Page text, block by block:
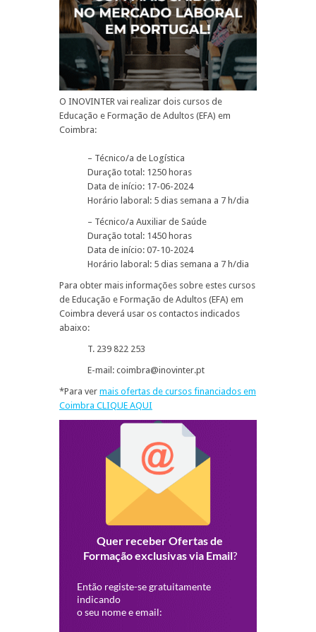
O INOVINTER vai realizar dois cursos de
Educação e Formação de Adultos (EFA) em
Coimbra:
– Técnico/a de Logística
Duração total: 1250 horas
Data de início: 17-06-2024
Horário laboral: 5 dias semana a 7 h/dia
– Técnico/a Auxiliar de Saúde
Duração total: 1450 horas
Data de início: 07-10-2024
Horário laboral: 5 dias semana a 7 h/dia
Para obter mais informações sobre estes cursos
de Educação e Formação de Adultos (EFA) em
Coimbra deverá usar os contactos indicados
abaixo:
T. 239 822 253
E-mail: coimbra@inovinter.pt
*Para ver mais ofertas de cursos financiados em
Coimbra CLIQUE AQUI